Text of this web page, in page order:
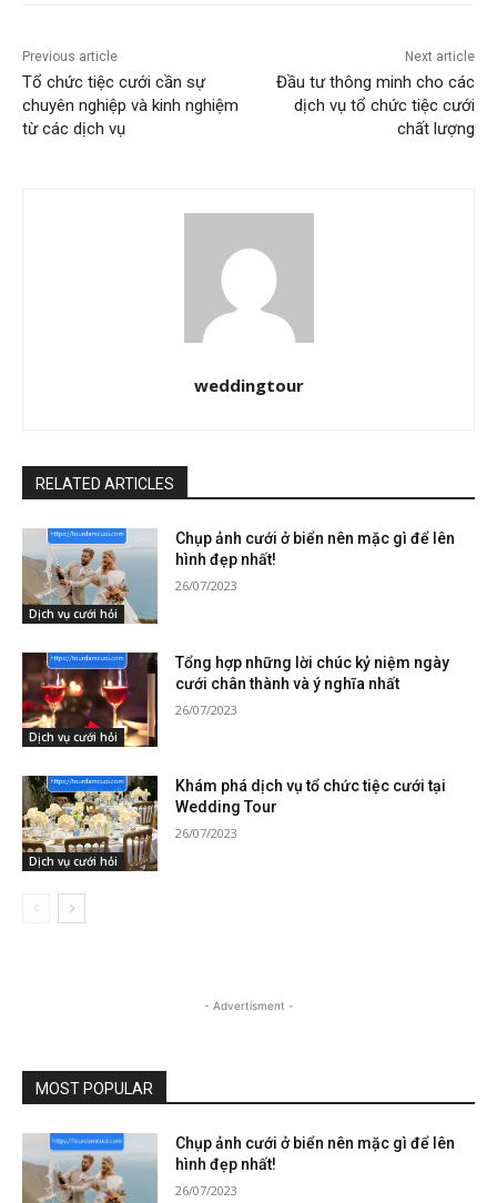
Previous article
Tổ chức tiệc cưới cần sự
chuyên nghiệp và kinh nghiệm
từ các dịch vụ
Next article
Đầu tư thông minh cho các
dịch vụ tổ chức tiệc cưới
chất lượng
weddingtour
RELATED ARTICLES
Dịch vụ cưới hỏi
Chụp ảnh cưới ở biển nên mặc gì để lên
hình đẹp nhất!
26/07/2023
Dịch vụ cưới hỏi
Tổng hợp những lời chúc kỷ niệm ngày
cưới chân thành và ý nghĩa nhất
26/07/2023
Dịch vụ cưới hỏi
Khám phá dịch vụ tổ chức tiệc cưới tại
Wedding Tour
26/07/2023
- Advertisment -
MOST POPULAR
Chụp ảnh cưới ở biển nên mặc gì để lên
hình đẹp nhất!
26/07/2023